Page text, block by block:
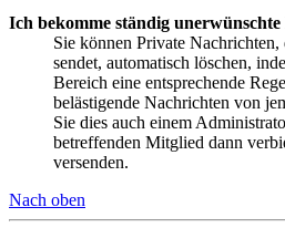
Ich bekomme ständig
Sie können Private
sendet, automatisch löschen,
Bereich eine entsprechende
belästigende Nachrichten von
Sie dies auch einem
betreffenden Mitglied dann
versenden.
Nach oben